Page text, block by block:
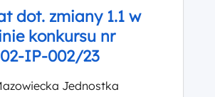
zmian: Pozostałe
Regulaminu wyboru
załączniki pozostają […]
23dot. zmiany 1.1 w
konkursu nr
IP-002/23
Jednostka